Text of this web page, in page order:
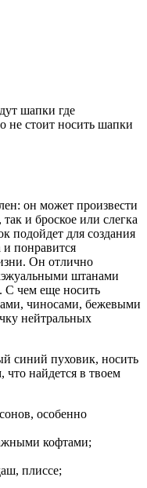
шапки где
не стоит носить шапки
он может произвести
и броское или слегка
подойдет для создания
понравится
Он отлично
штанами
С чем еще носить
чиносами, бежевыми
нейтральных
синий пуховик, носить
найдется в твоем
особенно
кофтами;
плиссе;